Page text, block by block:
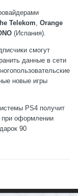
Telekom
Orange
(Испания).
смогут
данные в сети
новые игры
PS4 получит
при оформлении
90